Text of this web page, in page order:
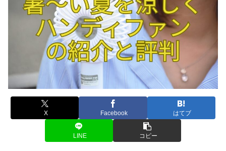
X Facebook はてブ
LINE コピー